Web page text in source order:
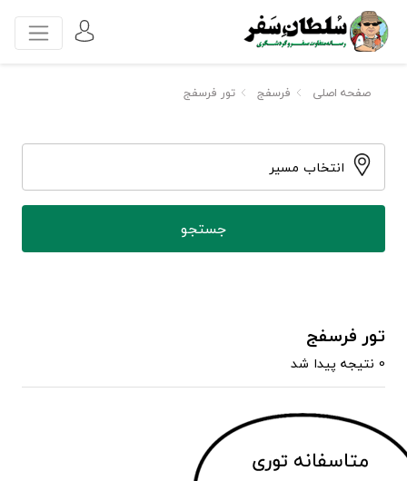
صفحه اصلی فرسفج تور فرسفج
انتخاب مسیر
تور فرسفج